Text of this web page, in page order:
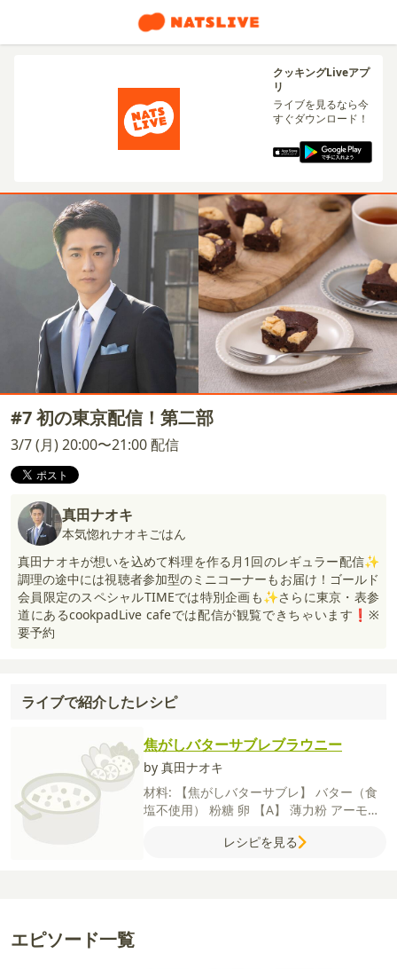
クッキングLiveアプ
リ
ライブを見るなら今
すぐダウンロード！
#7 初の東京配信！第二部
3/7 (月) 20:00〜21:00 配信
真田ナオキ
本気惚れナオキごはん
真田ナオキが想いを込めて料理を作る月1回のレギュラー配信✨
調理の途中には視聴者参加型のミニコーナーもお届け！ゴールド
会員限定のスペシャルTIMEでは特別企画も✨さらに東京・表参
道にあるcookpadLive cafeでは配信が観覧できちゃいます❗※
要予約
ライブで紹介したレシピ
焦がしバターサブレブラウニー
by 真田ナオキ
材料:
【焦がしバターサブレ】 バター（食
塩不使用） 粉糖 卵 【A】 薄力粉 アーモン
チョコレート（ビター）
レシピを見る
エピソード一覧